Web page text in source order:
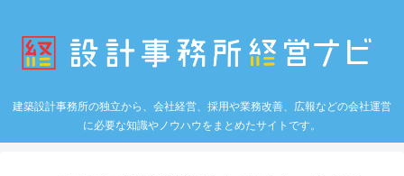
建築設計事務所の独立から、会社経営、採用や業務改善、広報などの会社運営
に必要な知識やノウハウをまとめたサイトです。